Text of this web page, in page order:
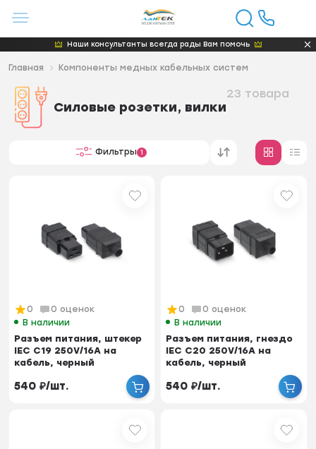
Наши консультанты всегда рады Вам помочь
Главная Компоненты медных кабельных систем
Силовые розетки, вилки
23 товара
Фильтры 1
0
0 оценок
В наличии
Разъем питания, штекер
IEC С19 250V/16A на
кабель, черный
540 ₽/шт.
0
0 оценок
В наличии
Разъем питания, гнездо
IEC С20 250V/16A на
кабель, черный
540 ₽/шт.